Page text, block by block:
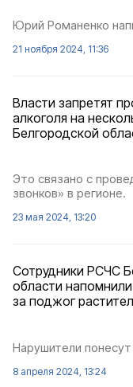
Юрий Романенко
21 ноября 2024, 11:36
Власти запретят
алкоголя на
Белгородской
Это связано с
звонков» в регионе.
23 мая 2024, 13:20
Сотрудники РСЧС
области
за поджог
Нарушители
8 апреля 2024, 13:24